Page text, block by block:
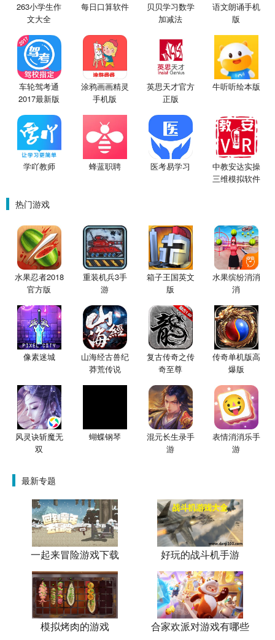
263小学生作
文大全
每日口算软件
贝贝学习数学
加减法
语文朗诵手机
版
车轮驾考通
2017最新版
涂鸦画画精灵
手机版
英思天才官方
正版
牛听听绘本版
学吖教师 蜂蓝职聘 医考易学习
中教安达实操
三维模拟软件
热门游戏
水果忍者2018
官方版
重装机兵3手
游
箱子王国英文
版
水果缤纷消消
消
像素迷城
山海经古兽纪
莽荒传说
复古传奇之传
奇至尊
传奇单机版高
爆版
风灵诀斩魔无
双
蝴蝶钢琴
混元长生录手
游
表情消消乐手
游
最新专题
一起来冒险游戏下载 好玩的战斗机手游
模拟烤肉的游戏 合家欢派对游戏有哪些